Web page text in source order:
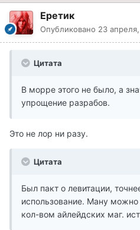
Еретик
Опубликовано 23 апреля,
Цитата
В морре этого не было, а
упрощение разрабов.
Это не лор ни разу.
Цитата
Был пакт о левитации,
использование. Ману
кол-вом айлейдских маг.